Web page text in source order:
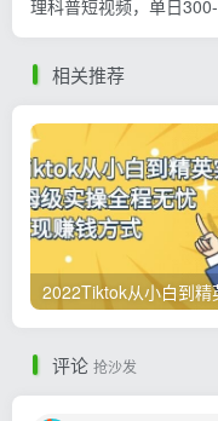
理科普短视频，单日300-
相关推荐
评论 抢沙发